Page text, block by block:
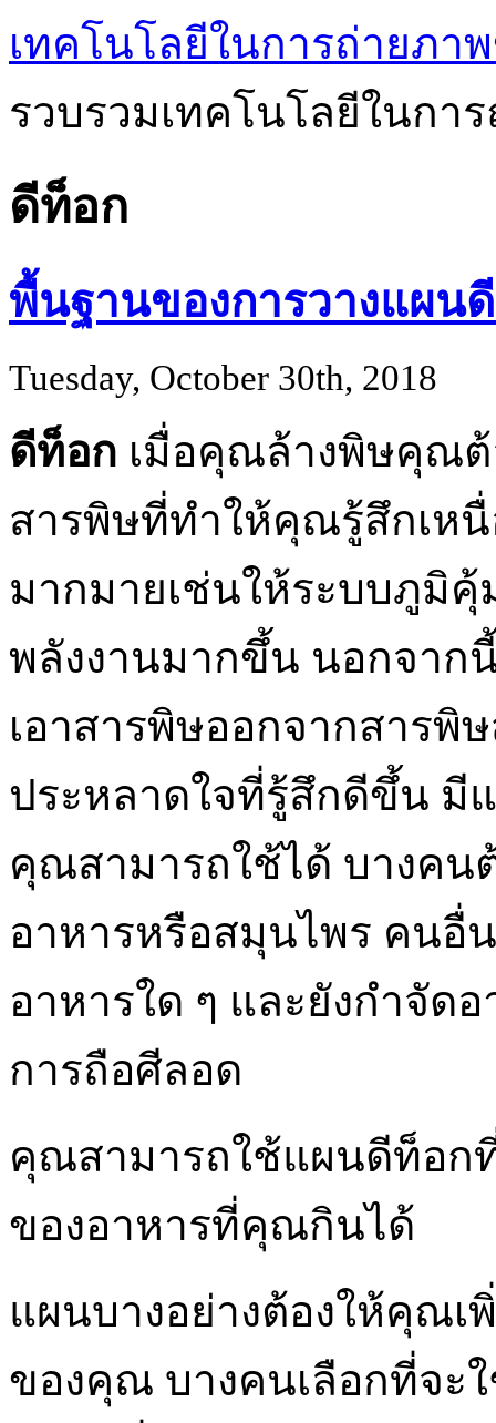
เทคโนโลยีในการถ่ายภา
รวบรวมเทคโนโลยีในกา
ดีท็อก
พื้นฐานของการวางแผน
Tuesday, October 30th, 2018
ดีท็อก เมื่อคุณล้างพิษคุณต้
สารพิษที่ทำให้คุณรู้สึกเห
มากมายเช่นให้ระบบภูมิ
พลังงานมากขึ้น นอกจาก
เอาสารพิษออกจากสาร
ประหลาดใจที่รู้สึกดีขึ้น มี
คุณสามารถใช้ได้ บางค
อาหารหรือสมุนไพร คนอื่
อาหารใด ๆ และยังกำจัด
การถือศีลอด
คุณสามารถใช้แผนดีท็อก
ของอาหารที่คุณกินได้
แผนบางอย่างต้องให้คุณ
ของคุณ บางคนเลือกที่จะ